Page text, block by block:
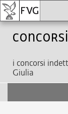
Concorsi
i concorsi
Giulia